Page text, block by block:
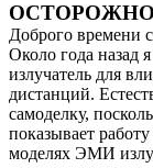
Доброго времени
Около года назад
излучатель для
дистанций.
самоделку,
показывает
моделях ЭМИ